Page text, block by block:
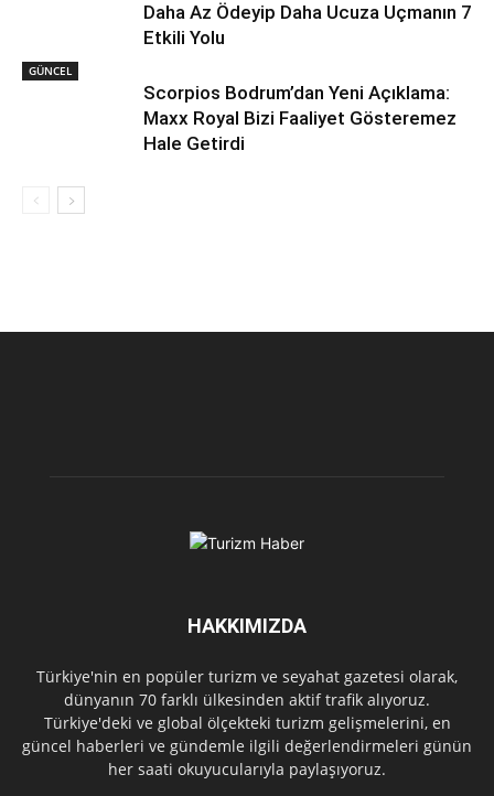
Daha Az Ödeyip Daha Ucuza Uçmanın 7
Etkili Yolu
GÜNCEL
Scorpios Bodrum’dan Yeni Açıklama:
Maxx Royal Bizi Faaliyet Gösteremez
Hale Getirdi
HAKKIMIZDA
Türkiye'nin en popüler turizm ve seyahat gazetesi olarak,
dünyanın 70 farklı ülkesinden aktif trafik alıyoruz.
Türkiye'deki ve global ölçekteki turizm gelişmelerini, en
güncel haberleri ve gündemle ilgili değerlendirmeleri günün
her saati okuyucularıyla paylaşıyoruz.